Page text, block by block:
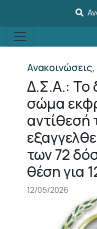
Δ.Σ.Α.: Το
σώμα
αντίθεσή
των 72
θέση για
12/05/2026